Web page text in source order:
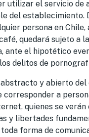
utilizar el servicio de
del establecimiento.
persona en
quedará sujeto a
ante el hipotético
delitos de
y abierto del
a
quienes se
y libertades
forma de